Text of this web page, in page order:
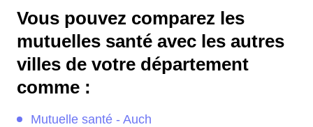
Vous pouvez comparez les
mutuelles santé avec les autres
villes de votre département
comme :
Mutuelle santé - Auch